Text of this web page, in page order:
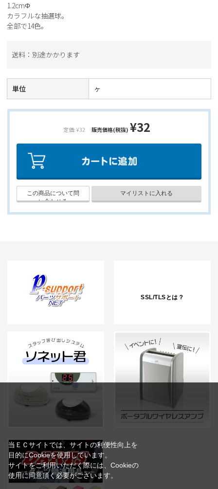
1.2cmΦ
カラフルな抽選球。
全部で14色。
送料：別途かかります
単位 ヶ
定価: ¥32 販売価格(税抜) ¥32
SSL/TLSとは？
当ＥＣサイトでは、サイトの利便性向上を
目的にCookieを使用しています。
サイトをご利用いただく際には、Cookieの
使用に同意頂く必要がございます。